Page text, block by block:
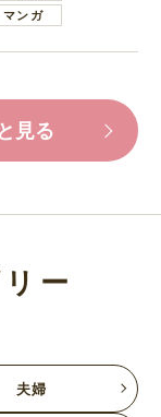
マンガ
見る
ー
夫婦